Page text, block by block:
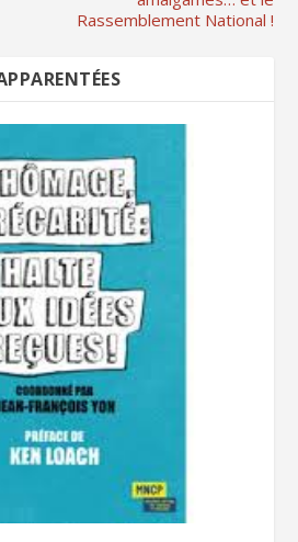
Rassemblement National !